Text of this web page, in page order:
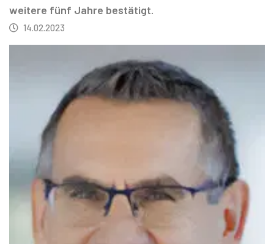
weitere fünf Jahre bestätigt.
14.02.2023